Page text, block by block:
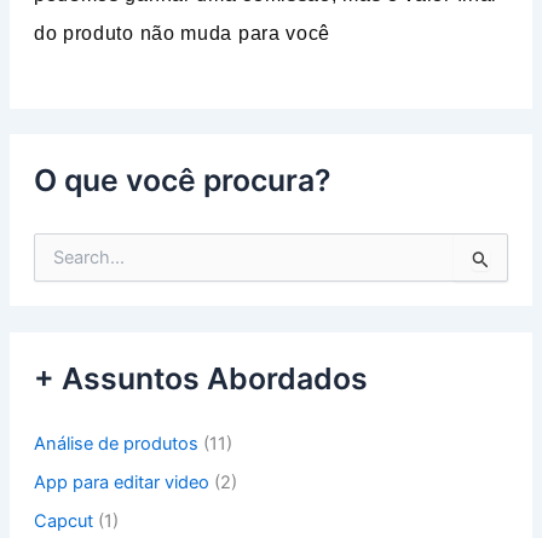
do produto não muda para você
O que você procura?
e
r
p
r
+ Assuntos Abordados
Análise de produtos (11)
App para editar video (2)
Capcut(1)